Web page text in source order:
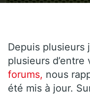
Depuis plusieurs
plusieurs d’entre
forums, nous
été mis à jour.